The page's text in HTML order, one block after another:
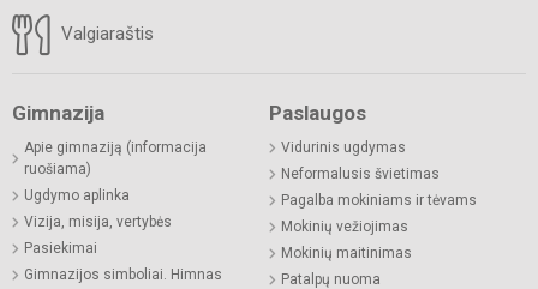
Valgiaraštis
Gimnazija
Apie gimnaziją (informacija
ruošiama)
Ugdymo aplinka
Vizija, misija, vertybės
Pasiekimai
Gimnazijos simboliai. Himnas
Paslaugos
Vidurinis ugdymas
Neformalusis švietimas
Pagalba mokiniams ir tėvams
Mokinių vežiojimas
Mokinių maitinimas
Patalpų nuoma